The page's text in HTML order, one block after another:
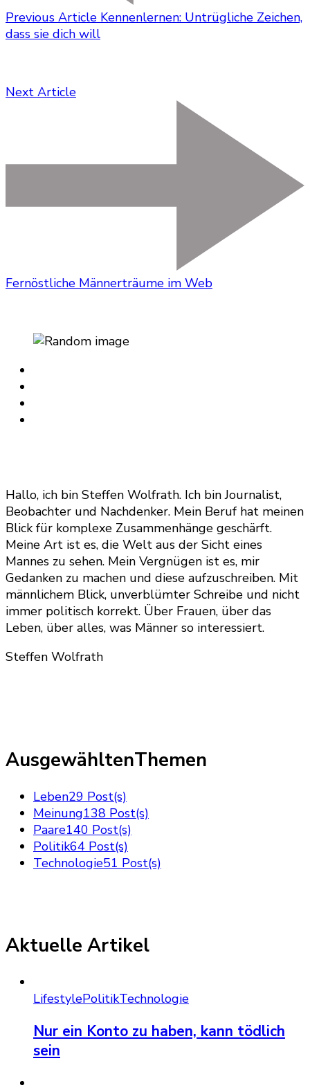
Previous Article Kennenlernen: Untrügliche Zeichen,
dass sie dich will
Next Article
Fernöstliche Männerträume im Web
Hallo, ich bin Steffen Wolfrath. Ich bin Journalist,
Beobachter und Nachdenker. Mein Beruf hat meinen
Blick für komplexe Zusammenhänge geschärft.
Meine Art ist es, die Welt aus der Sicht eines
Mannes zu sehen. Mein Vergnügen ist es, mir
Gedanken zu machen und diese aufzuschreiben. Mit
männlichem Blick, unverblümter Schreibe und nicht
immer politisch korrekt. Über Frauen, über das
Leben, über alles, was Männer so interessiert.
Steffen Wolfrath
AusgewähltenThemen
Leben29 Post(s)
Meinung138 Post(s)
Paare140 Post(s)
Politik64 Post(s)
Technologie51 Post(s)
Aktuelle Artikel
LifestylePolitikTechnologie
Nur ein Konto zu haben, kann tödlich
sein